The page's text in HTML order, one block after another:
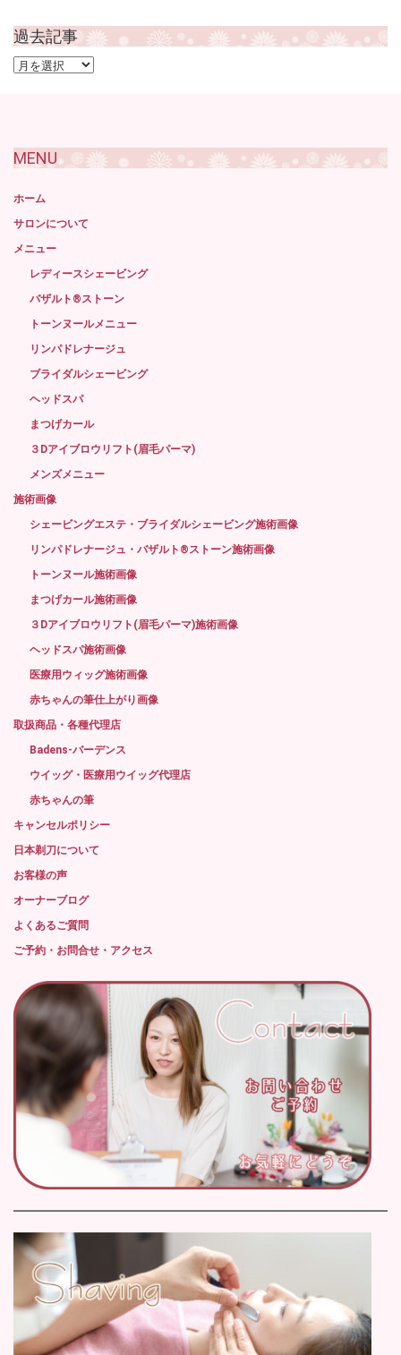
過去記事
過
MENU
ホーム
サロンについて
メニュー
レディースシェービング
バザルト®ストーン
トーンヌールメニュー
リンパドレナージュ
ブライダルシェービング
ヘッドスパ
まつげカール
３Dアイブロウリフト(眉毛パーマ)
メンズメニュー
施術画像
シェービングエステ・ブライダルシェービング施術画像
リンパドレナージュ・バザルト®ストーン施術画像
トーンヌール施術画像
まつげカール施術画像
３Dアイブロウリフト(眉毛パーマ)施術画像
ヘッドスパ施術画像
医療用ウィッグ施術画像
赤ちゃんの筆仕上がり画像
取扱商品・各種代理店
Badens-バーデンス
ウイッグ・医療用ウイッグ代理店
赤ちゃんの筆
キャンセルポリシー
日本剃刀について
お客様の声
オーナーブログ
よくあるご質問
ご予約・お問合せ・アクセス